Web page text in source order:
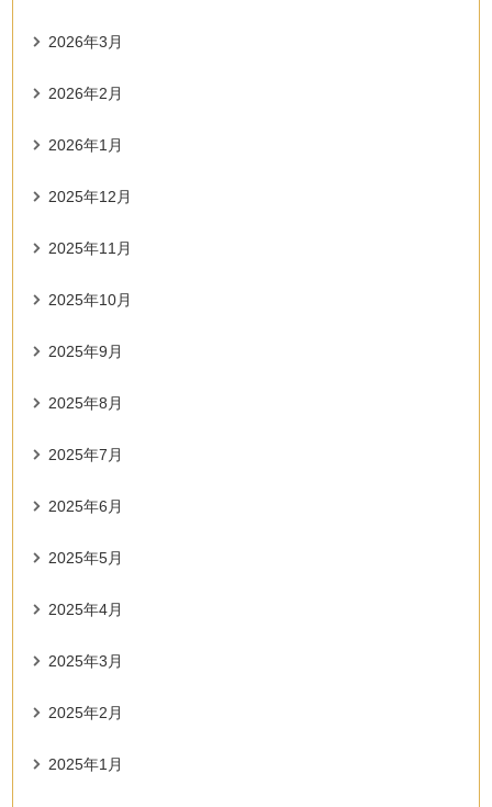
2026年3月
2026年2月
2026年1月
2025年12月
2025年11月
2025年10月
2025年9月
2025年8月
2025年7月
2025年6月
2025年5月
2025年4月
2025年3月
2025年2月
2025年1月